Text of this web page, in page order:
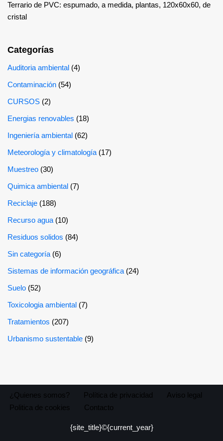
Terrario de PVC: espumado, a medida, plantas, 120x60x60, de
cristal
Categorías
Auditoria ambiental (4)
Contaminación (54)
CURSOS (2)
Energias renovables (18)
Ingeniería ambiental (62)
Meteorología y climatología (17)
Muestreo (30)
Quimica ambiental (7)
Reciclaje (188)
Recurso agua (10)
Residuos solidos (84)
Sin categoría (6)
Sistemas de información geográfica (24)
Suelo (52)
Toxicologia ambiental (7)
Tratamientos (207)
Urbanismo sustentable (9)
¿Quienes somos? Política de privacidad
Aviso legal
Politica de cookies
Contacto
{site_title}©{current_year}